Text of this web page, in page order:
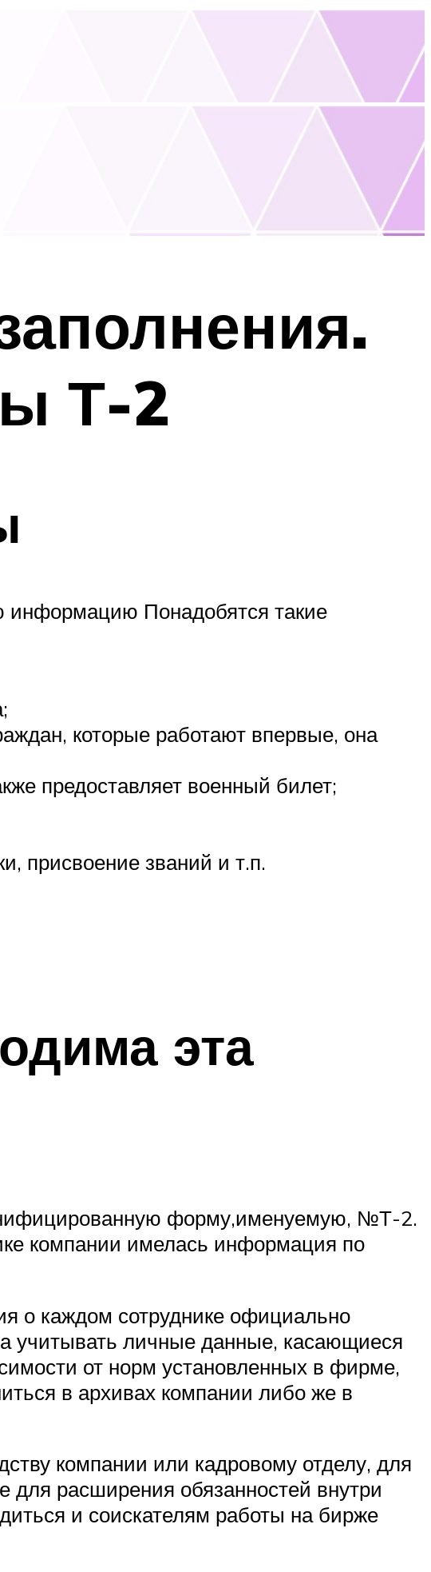
Т-2
информацию Понадобятся такие
которые работают впервые, она
предоставляет военный билет;
присвоение званий и т.п.
эта
форму,именуемую, №Т-2.
компании имелась информация по
о каждом сотруднике официально
учитывать личные данные, касающиеся
от норм установленных в фирме,
в архивах компании либо же в
компании или кадровому отделу, для
для расширения обязанностей внутри
и соискателям работы на бирже